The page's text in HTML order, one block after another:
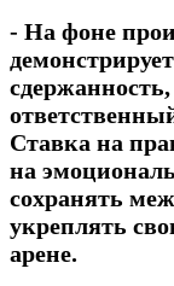
- На фоне
Ставка на
на
сохранять
укреплять
арене.